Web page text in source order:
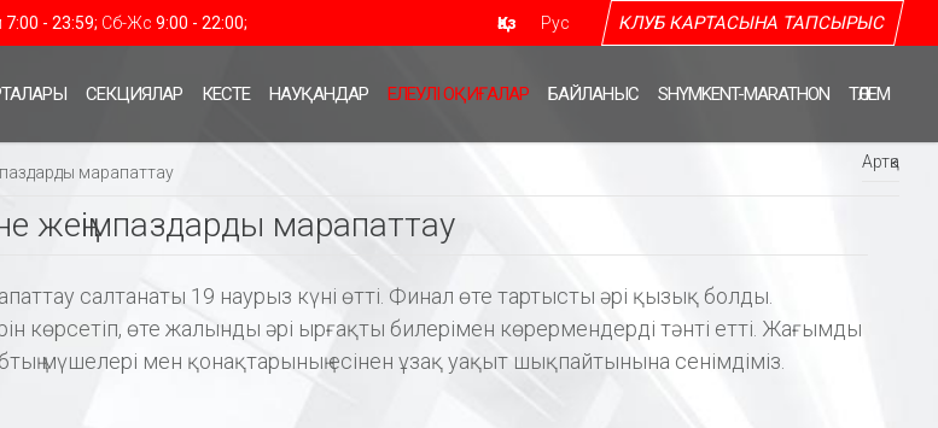
КЛУБ КАРТАСЫНА ТАПСЫРЫС
Қаз Рус
7:00 - 23:59; Сб-Жс 9:00 - 22:00;
СЕКЦИЯЛАР КЕСТЕ НАУҚАНДАР ЕЛЕУЛІ ОҚИҒАЛАР БАЙЛАНЫС SHYMKENT-MARATHON ТӨЛЕМ
Артқа
марапаттау
жеңімпаздарды марапаттау
салтанаты 19 наурыз күні өтті. Финал өте тартысты әрі қызық болды.
өте жалынды әрі ырғақты билерімен көрермендерді тәнті етті. Жағымды
мүшелері мен қонақтарының есінен ұзақ уақыт шықпайтынына сенімдіміз.